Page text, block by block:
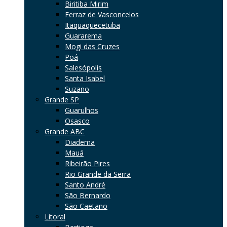
Biritiba Mirim
Ferraz de Vasconcelos
Itaquaquecetuba
Guararema
Mogi das Cruzes
Poá
Salesópolis
Santa Isabel
Suzano
Grande SP
Guarulhos
Osasco
Grande ABC
Diadema
Mauá
Ribeirão Pires
Rio Grande da Serra
Santo André
São Bernardo
São Caetano
Litoral